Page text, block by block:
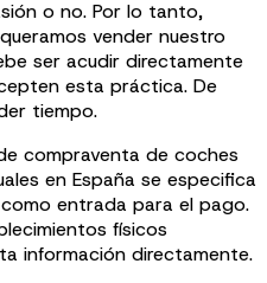
o no. Por lo tanto,
vender nuestro
ser acudir directamente
esta práctica. De
tiempo.
compraventa de coches
en España se especifica
entrada para el pago.
físicos
información directamente.